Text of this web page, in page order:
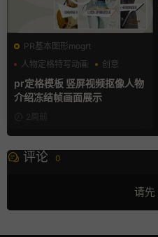
PR基本图形mogrt
人物定格特写动画
创意
动态海报
pr定格模板 竖屏视频抠像人物
介绍冻结帧画面展示
2周前
评论 0
请先